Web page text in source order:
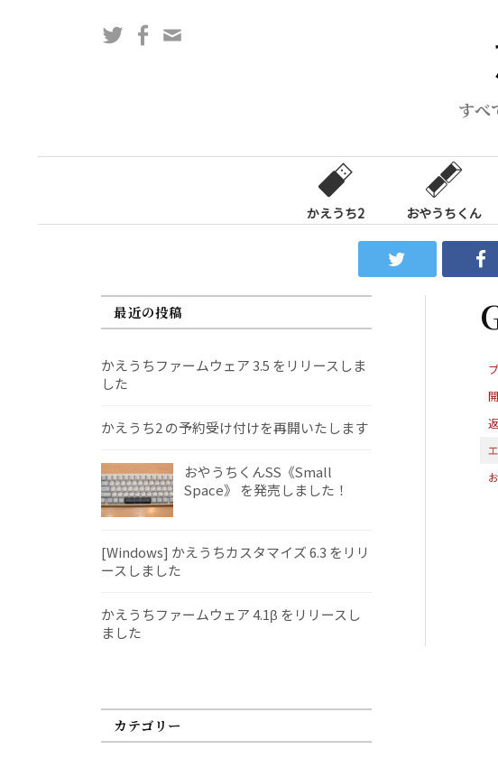
ス
すべ
TwitterFacebook
かえうち2 おやうちくん
最近の投稿
かえうちファームウェア 3.5 をリリースしま
した
かえうち2 の予約受け付けを再開いたします
おやうちくんSS《Small
Space》 を発売しました！
[Windows] かえうちカスタマイズ 6.3 をリリ
ースしました
かえうちファームウェア 4.1β をリリースし
ました
カテゴリー